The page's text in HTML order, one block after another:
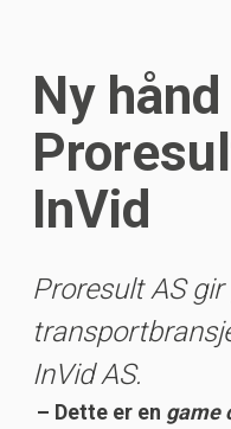
Ny
InVid
Proresult AS
InVid AS.
– Dette er en game